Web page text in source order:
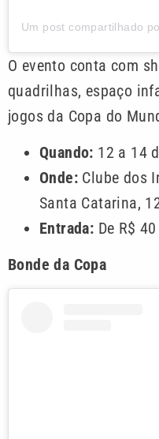
O evento conta com
quadrilhas, espaço
jogos da Copa do
Quando: 12 a 14
Onde: Clube dos
Santa Catarina,
Entrada: De R$
Bonde da Copa